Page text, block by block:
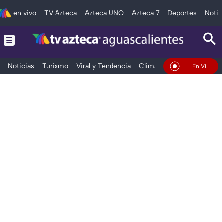
en vivo TV Azteca Azteca UNO Azteca 7 Deportes
Noticias Turismo Viral y Tendencia Clima DeportesEn Vivo